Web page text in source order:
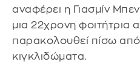
αναφέρει η Γιασμίν
μια 22χρονη φοιτήτρια
παρακολουθεί πίσω
κιγκλιδώματα.